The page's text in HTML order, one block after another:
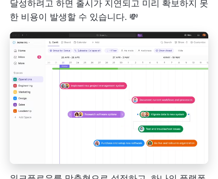
달성하려고 하면 출시가 지연되고 미리 확보하지 못
한 비용이 발생할 수 있습니다. 💸